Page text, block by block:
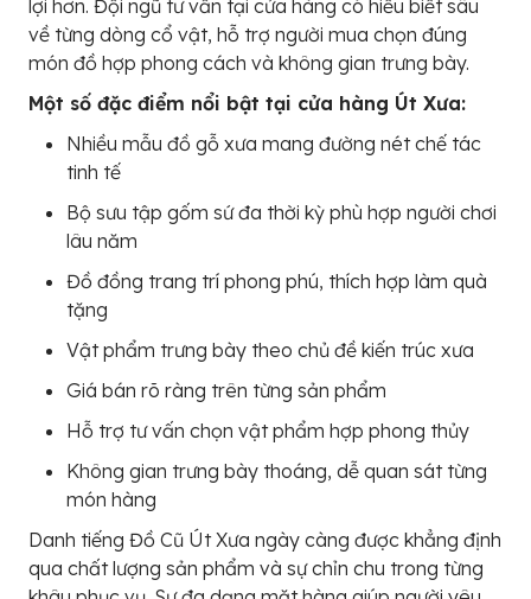
lợi hơn. Đội ngũ tư vấn tại cửa hàng có hiểu biết sâu
về từng dòng cổ vật, hỗ trợ người mua chọn đúng
món đồ hợp phong cách và không gian trưng bày.
Một số đặc điểm nổi bật tại cửa hàng Út Xưa:
Nhiều mẫu đồ gỗ xưa mang đường nét chế tác
tinh tế
Bộ sưu tập gốm sứ đa thời kỳ phù hợp người chơi
lâu năm
Đồ đồng trang trí phong phú, thích hợp làm quà
tặng
Vật phẩm trưng bày theo chủ đề kiến trúc xưa
Giá bán rõ ràng trên từng sản phẩm
Hỗ trợ tư vấn chọn vật phẩm hợp phong thủy
Không gian trưng bày thoáng, dễ quan sát từng
món hàng
Danh tiếng Đồ Cũ Út Xưa ngày càng được khẳng định
qua chất lượng sản phẩm và sự chỉn chu trong từng